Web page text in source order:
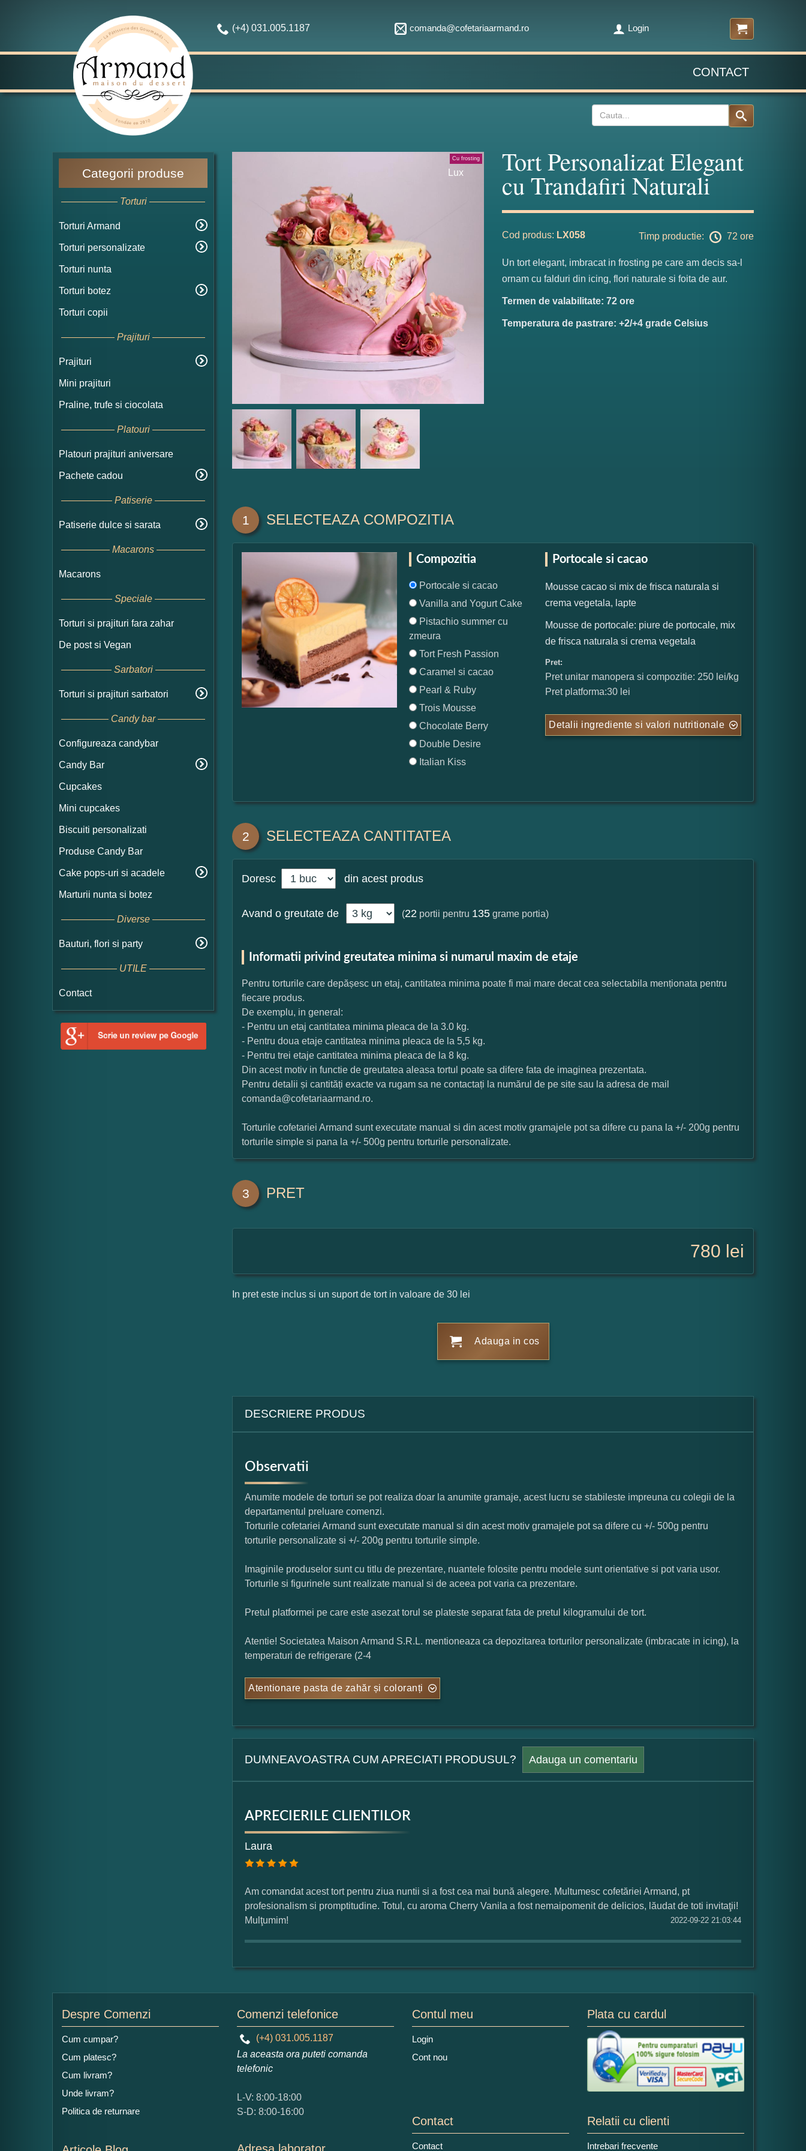
(+4) 031.005.1187 comanda@cofetariaarmand.ro Login
CONTACT
Categorii produse
Torturi
Torturi Armand
Torturi personalizate
Torturi nunta
Torturi botez
Torturi copii
Prajituri
Prajituri
Mini prajituri
Praline, trufe si ciocolata
Platouri
Platouri prajituri aniversare
Pachete cadou
Patiserie
Patiserie dulce si sarata
Macarons
Macarons
Speciale
Torturi si prajituri fara zahar
De post si Vegan
Sarbatori
Torturi si prajituri sarbatori
Candy bar
Configureaza candybar
Candy Bar
Cupcakes
Mini cupcakes
Biscuiti personalizati
Produse Candy Bar
Cake pops-uri si acadele
Marturii nunta si botez
Diverse
Bauturi, flori si party
UTILE
Contact
Cu frosting
Lux Tort Personalizat Elegant
cu Trandafiri Naturali
Cod produs: LX058 Timp productie: 72 ore
Un tort elegant, imbracat in frosting pe care am decis sa-l
ornam cu falduri din icing, flori naturale si foita de aur.
Termen de valabilitate: 72 ore
Temperatura de pastrare: +2/+4 grade Celsius
1 SELECTEAZA COMPOZITIA
Compozitia
Portocale si cacao
Vanilla and Yogurt Cake
Pistachio summer cu
zmeura
Tort Fresh Passion
Caramel si cacao
Pearl & Ruby
Trois Mousse
Chocolate Berry
Double Desire
Italian Kiss
Portocale si cacao
Mousse cacao si mix de frisca naturala si
crema vegetala, lapte
Mousse de portocale: piure de portocale, mix
de frisca naturala si crema vegetala
Pret:
Pret unitar manopera si compozitie: 250 lei/kg
Pret platforma:30 lei
Detalii ingrediente si valori nutritionale
2 SELECTEAZA CANTITATEA
Doresc din acest produs
Avand o greutate de (22 portii pentru 135 grame portia)
Informatii privind greutatea minima si numarul maxim de etaje
Pentru torturile care depășesc un etaj, cantitatea minima poate fi mai mare decat cea selectabila menționata pentru
fiecare produs.
De exemplu, in general:
- Pentru un etaj cantitatea minima pleaca de la 3.0 kg.
- Pentru doua etaje cantitatea minima pleaca de la 5,5 kg.
- Pentru trei etaje cantitatea minima pleaca de la 8 kg.
Din acest motiv in functie de greutatea aleasa tortul poate sa difere fata de imaginea prezentata.
Pentru detalii și cantități exacte va rugam sa ne contactați la numărul de pe site sau la adresa de mail
comanda@cofetariaarmand.ro.
Torturile cofetariei Armand sunt executate manual si din acest motiv gramajele pot sa difere cu pana la +/- 200g pentru
torturile simple si pana la +/- 500g pentru torturile personalizate.
3 PRET
780 lei
In pret este inclus si un suport de tort in valoare de 30 lei
Adauga in cos
DESCRIERE PRODUS
Observatii
Anumite modele de torturi se pot realiza doar la anumite gramaje, acest lucru se stabileste impreuna cu colegii de la
departamentul preluare comenzi.
Torturile cofetariei Armand sunt executate manual si din acest motiv gramajele pot sa difere cu +/- 500g pentru
torturile personalizate si +/- 200g pentru torturile simple.
Imaginile produselor sunt cu titlu de prezentare, nuantele folosite pentru modele sunt orientative si pot varia usor.
Torturile si figurinele sunt realizate manual si de aceea pot varia ca prezentare.
Pretul platformei pe care este asezat torul se plateste separat fata de pretul kilogramului de tort.
Atentie! Societatea Maison Armand S.R.L. mentioneaza ca depozitarea torturilor personalizate (imbracate in icing), la
temperaturi de refrigerare (2-4
Atentionare pasta de zahăr și coloranți
DUMNEAVOASTRA CUM APRECIATI PRODUSUL? Adauga un comentariu
Numele dumneavoastra:
Adaugati o parere despre acest produs:
Ce nota acordati acestui produs?
Nu tocmai bun
APRECIERILE CLIENTILOR
Laura
Am comandat acest tort pentru ziua nuntii si a fost cea mai bună alegere. Multumesc cofetăriei Armand, pt
profesionalism si promptitudine. Totul, cu aroma Cherry Vanila a fost nemaipomenit de delicios, lăudat de toti invitaţii!
Mulţumim!
2022-09-22 21:03:44
Despre Comenzi
Cum cumpar?
Cum platesc?
Cum livram?
Unde livram?
Politica de returnare
Comenzi telefonice
(+4) 031.005.1187
La aceasta ora puteti comanda
telefonic
L-V: 8:00-18:00
S-D: 8:00-16:00
Contul meu
Login
Cont nou
Plata cu cardul
Contact
Contact
Relatii cu clienti
Intrebari frecvente